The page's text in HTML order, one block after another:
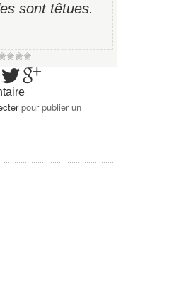
sont têtues.
−
pour publier un